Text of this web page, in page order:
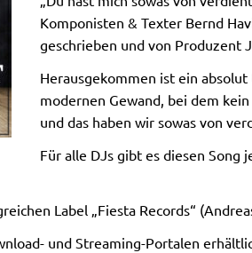
Komponisten & Texter Bernd
geschrieben und von Produzent
Herausgekommen ist ein
modernen Gewand, bei dem
und das haben wir sowas von
Für alle DJs gibt es diesen Song
Label „Fiesta Records“
und Streaming-Portalen